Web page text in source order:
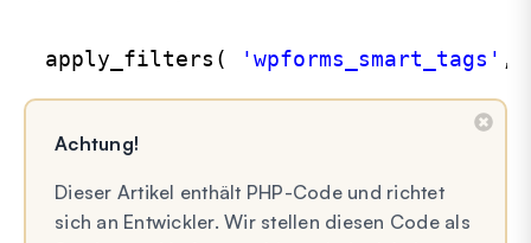
apply_filters( 'wpforms_smart_tags' ,
Achtung!
Dieser Artikel enthält PHP-Code und richtet
sich an Entwickler. Wir stellen diesen Code als